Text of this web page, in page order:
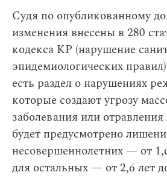
Судя по опубликованному
изменения внесены в 280
кодекса КР (нарушение
эпидемиологических
есть раздел о нарушениях
которые создают угрозу
заболевания или
будет предусмотрено
несовершеннолетних — от
для остальных — от 2,6 лет